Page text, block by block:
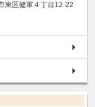
東区健軍４丁目12-22